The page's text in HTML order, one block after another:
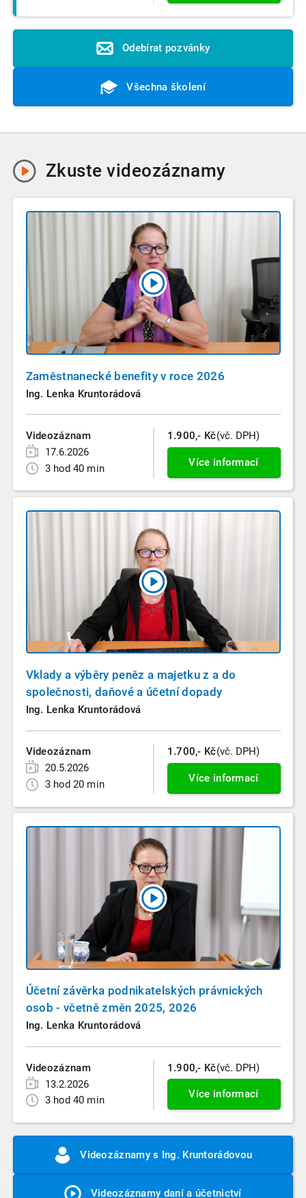
Odebírat pozvánky
Všechna školení
Zkustevideozáznamy
Zaměstnanecké benefity v roce 2026
Ing. Lenka Kruntorádová
Videozáznam
17.6.2026
3 hod 40 min
1.900,- Kč(vč. DPH)
Více informací
Vklady a výběry peněz a majetku z a do
společnosti, daňové a účetní dopady
Ing. Lenka Kruntorádová
Videozáznam
20.5.2026
3 hod 20 min
1.700,- Kč(vč. DPH)
Více informací
Účetní závěrka podnikatelských právnických
osob - včetně změn 2025, 2026
Ing. Lenka Kruntorádová
Videozáznam
13.2.2026
3 hod 40 min
1.900,- Kč(vč. DPH)
Více informací
Videozáznamy s Ing. Kruntorádovou
Videozáznamy daní a účetnictví